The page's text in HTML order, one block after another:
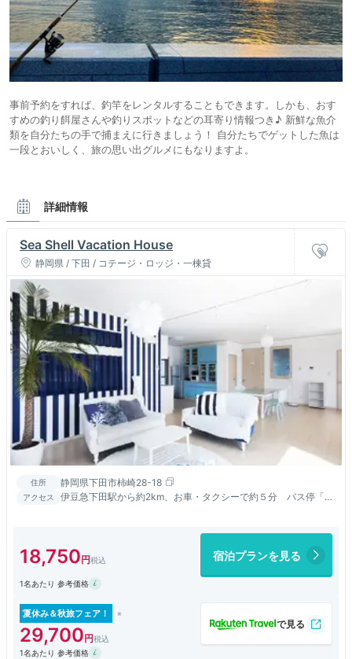
事前予約をすれば、釣竿をレンタルすることもできます。しかも、おす
すめの釣り餌屋さんや釣りスポットなどの耳寄り情報つき♪ 新鮮な魚介
類を自分たちの手で捕まえに行きましょう！ 自分たちでゲットした魚は
一段とおいしく、旅の思い出グルメにもなりますよ。
詳細情報
Sea Shell Vacation House
静岡県 / 下田 / コテージ・ロッジ・一棟貸
住所 静岡県下田市柿崎28-18
アクセス
伊豆急下田駅から約2km、お車・タクシーで約５分 バス停「新
18,750 宿泊プランを見る
1名あたり 参考価格
夏休み＆秋旅フェア！
29,700
1名あたり 参考価格